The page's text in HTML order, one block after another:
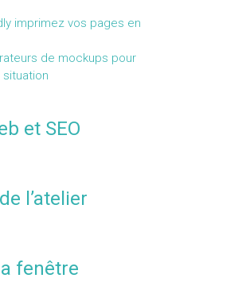
imprimez vos pages en
de mockups pour
et SEO
l’atelier
fenêtre